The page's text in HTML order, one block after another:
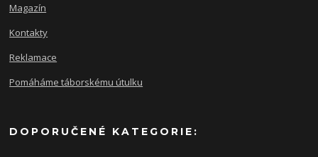
Magazín
Kontakty
Reklamace
Pomáháme táborskému útulku
DOPORUČENÉ KATEGORIE: